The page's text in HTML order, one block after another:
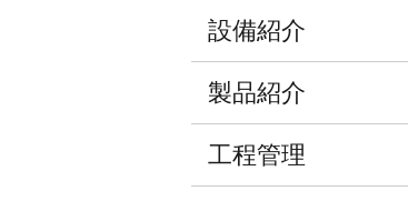
設備紹介
製品紹介
工程管理